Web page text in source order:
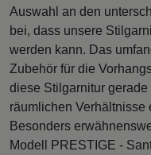
Auswahl an den
bei, dass unsere
werden kann. Das
Zubehör für die
diese Stilgarnitur
räumlichen Verhältnisse
Besonders
Modell PRESTIGE -